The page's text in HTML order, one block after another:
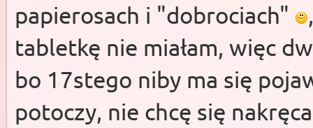
papierosach i "dobrociach"
tabletkę nie miałam, więc
bo 17stego niby ma się
potoczy, nie chcę się